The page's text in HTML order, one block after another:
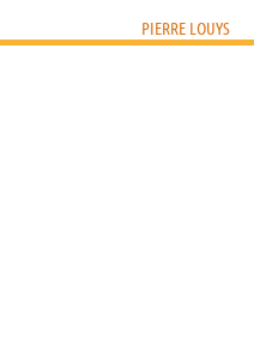
PIERRE LOUYS